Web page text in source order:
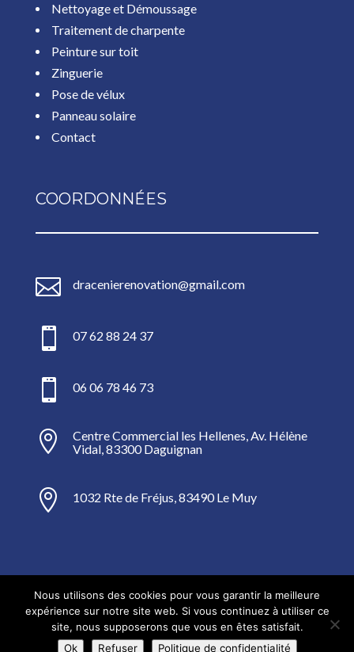
Nettoyage et Démoussage
Traitement de charpente
Peinture sur toit
Zinguerie
Pose de vélux
Panneau solaire
Contact
COORDONNÉES
 dracenierenovation@gmail.com
 07 62 88 24 37
 06 06 78 46 73

Centre Commercial les Hellenes, Av. Hélène
Vidal, 83300 Daguignan
 1032 Rte de Fréjus, 83490 Le Muy
Mentions Légales
Politique de Confidentialité
Plan du Site
Création site internet | VEONEO |
Nous utilisons des cookies pour vous garantir la meilleure
expérience sur notre site web. Si vous continuez à utiliser ce
site, nous supposerons que vous en êtes satisfait.
Ok
Refuser Politique de confidentialité